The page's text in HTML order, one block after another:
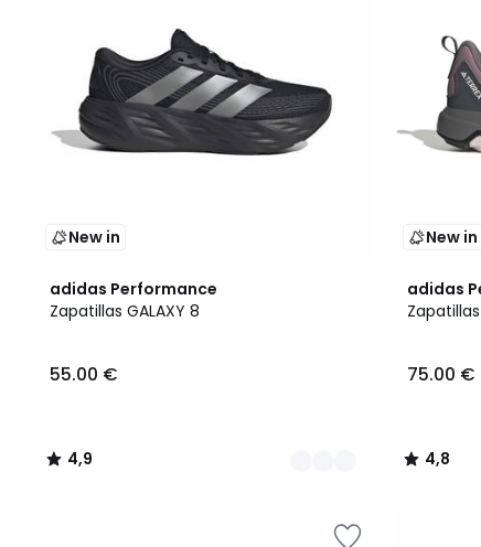
New in
adidas Performance
Zapatillas GALAXY 8
€.
55.00 €
4,9
/ 5
2
Colores
4,9
/
New in
adidas
Zapatillas
75.00 €
4,8
/ 5
4,8
/